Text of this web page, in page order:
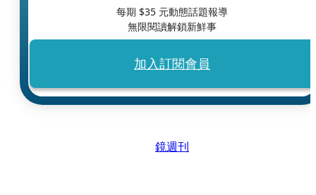
每期 $35 元動態話題報導
無限閱讀解鎖新鮮事
加入訂閱會員
鏡週刊